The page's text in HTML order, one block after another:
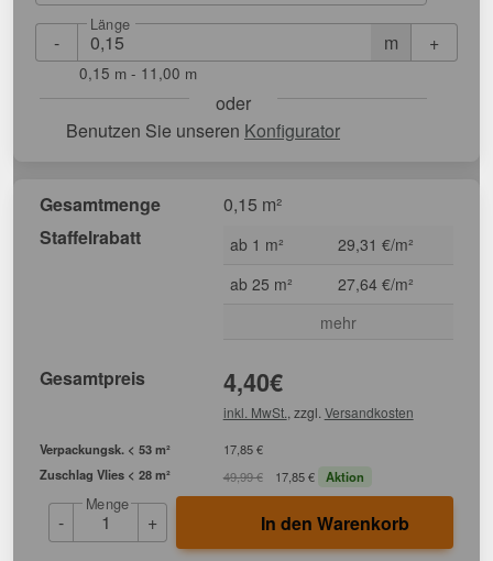
- m
Länge
+
0,15 m - 11,00 m
oder
Benutzen Sie unseren Konfigurator
Gesamtmenge
0,15 m²
Staffelrabatt
ab 1 m²
29,31 €/m²
ab 25 m²
27,64 €/m²
mehr
Gesamtpreis 4,40€
inkl. MwSt. , zzgl. Versandkosten
Verpackungsk. < 53 m²
17,85 €
Zuschlag Vlies < 28 m²
49,99 € 17,85 € Aktion
-
Menge
+ In den Warenkorb